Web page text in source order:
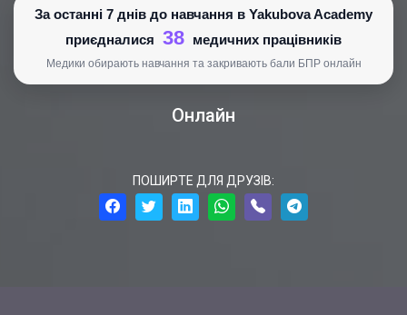
За останні 7 днів до навчання в Yakubova Academy
приєдналися 38 медичних працівників
Медики обирають навчання та закривають бали БПР онлайн
Онлайн
ПОШИРТЕ ДЛЯ ДРУЗІВ: